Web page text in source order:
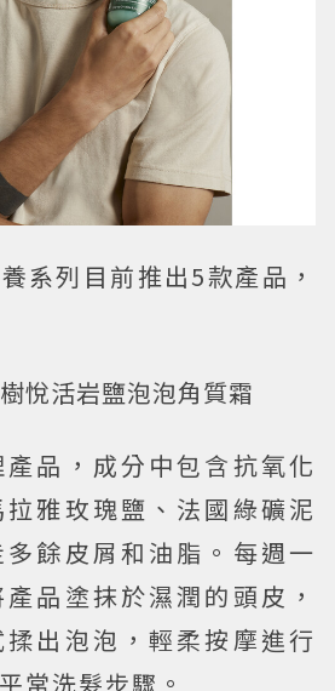
系列目前推出5款產品，
悅活岩鹽泡泡角質霜
品，成分中包含抗氧化
雅玫瑰鹽、法國綠礦泥
餘皮屑和油脂。每週一
品塗抹於濕潤的頭皮，
出泡泡，輕柔按摩進行
常洗髮步驟。